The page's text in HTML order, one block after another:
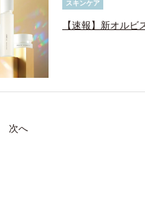
スキンケア
【速報】新オル
次へ